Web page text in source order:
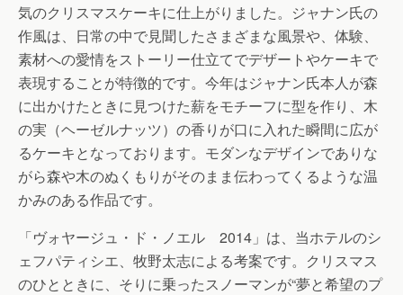
気のクリスマスケーキに仕上がりました。ジャナン氏の
作風は、日常の中で見聞したさまざまな風景や、体験、
素材への愛情をストーリー仕立てでデザートやケーキで
表現することが特徴的です。今年はジャナン氏本人が森
に出かけたときに見つけた薪をモチーフに型を作り、木
の実（ヘーゼルナッツ）の香りが口に入れた瞬間に広が
るケーキとなっております。モダンなデザインでありな
がら森や木のぬくもりがそのまま伝わってくるような温
かみのある作品です。
「ヴォヤージュ・ド・ノエル 2014」は、当ホテルのシ
ェフパティシエ、牧野太志による考案です。クリスマス
のひとときに、そりに乗ったスノーマンが“夢と希望のプ